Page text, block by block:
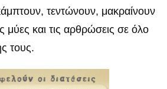
τεντώνουν, μακραίνουν
μύες και τις αρθρώσεις σε όλο
τους.